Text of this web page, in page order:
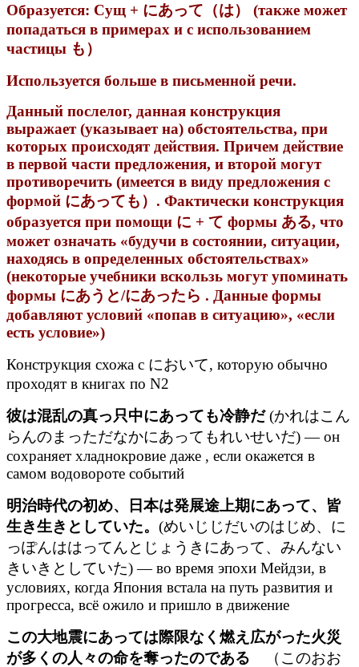
Образуется: Сущ + にあって（は） (также может
попадаться в примерах и с использованием
частицы も）
Используется больше в письменной речи.
Данный послелог, данная конструкция
выражает (указывает на) обстоятельства, при
которых происходят действия. Причем действие
в первой части предложения, и второй могут
противоречить (имеется в виду предложения с
формой にあっても）. Фактически конструкция
образуется при помощи に + て формы ある, что
может означать «будучи в состоянии, ситуации,
находясь в определенных обстоятельствах»
(некоторые учебники вскользь могут упоминать
формы にあうと/にあったら . Данные формы
добавляют условий «попав в ситуацию», «если
есть условие»)
Конструкция схожа с において, которую обычно
проходят в книгах по N2
彼は混乱の真っ只中にあっても冷静だ(かれはこん
らんのまっただなかにあってもれいせいだ) — он
сохраняет хладнокровие даже , если окажется в
самом водовороте событий
明治時代の初め、日本は発展途上期にあって、皆
生き生きとしていた。 (めいじじだいのはじめ、に
っぽんははってんとじょうきにあって、みんない
きいきとしていた) — во время эпохи Мейдзи, в
условиях, когда Япония встала на путь развития и
прогресса, всё ожило и пришло в движение
この大地震にあっては際限なく燃え広がった火災
が多くの人々の命を奪ったのである
（このおお